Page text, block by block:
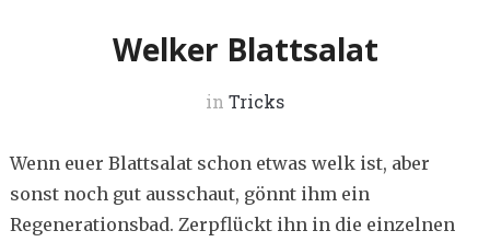
Welker Blattsalat
in Tricks
Wenn euer Blattsalat schon etwas welk ist, aber
sonst noch gut ausschaut, gönnt ihm ein
Regenerationsbad. Zerpflückt ihn in die einzelnen